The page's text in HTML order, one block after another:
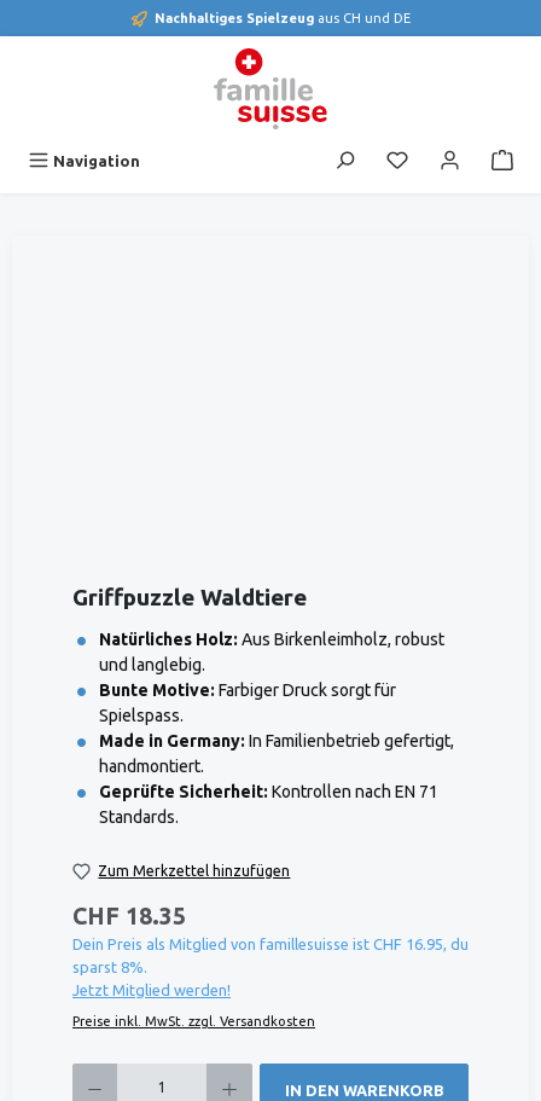
Nachhaltiges Spielzeug aus CH und DE
Navigation Du hast 0
Griffpuzzle Waldtiere
Natürliches Holz: Aus Birkenleimholz, robust
und langlebig.
Bunte Motive: Farbiger Druck sorgt für
Spielspass.
Made in Germany: In Familienbetrieb gefertigt,
handmontiert.
Geprüfte Sicherheit: Kontrollen nach EN 71
Standards.
Zum Merkzettel hinzufügen
CHF 18.35
Dein Preis als Mitglied von famillesuisse ist CHF 16.95, du
sparst 8%.
Jetzt Mitglied werden!
Preise inkl. MwSt. zzgl. Versandkosten
IN DEN WARENKORB